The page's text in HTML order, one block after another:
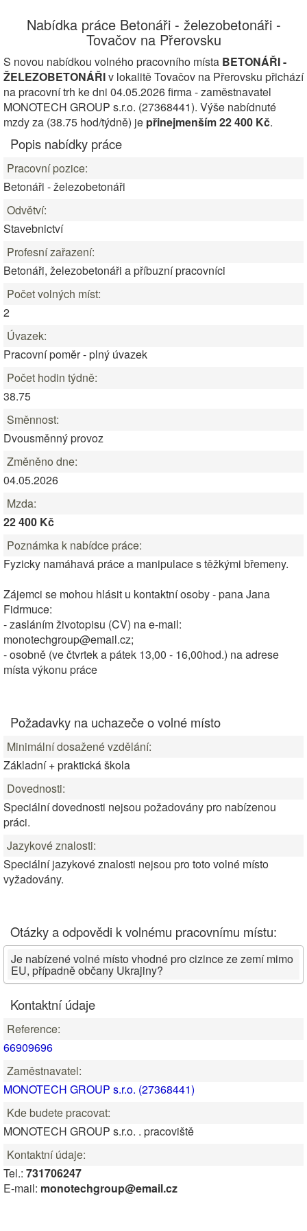
Nabídka práce Betonáři - železobetonáři -
Tovačov na Přerovsku
S novou nabídkou volného pracovního místa BETONÁŘI -
ŽELEZOBETONÁŘIv lokalitě Tovačov na Přerovsku přichází
na pracovní trh ke dni 04.05.2026 firma - zaměstnavatel
MONOTECH GROUP s.r.o. (27368441). Výše nabídnuté
mzdy za (38.75 hod/týdně) je přinejmenším 22 400 Kč.
Popis nabídky práce
Pracovní pozice:
Betonáři - železobetonáři
Odvětví:
Stavebnictví
Profesní zařazení:
Betonáři, železobetonáři a příbuzní pracovníci
Počet volných míst:
2
Úvazek:
Pracovní poměr - plný úvazek
Počet hodin týdně:
38.75
Směnnost:
Dvousměnný provoz
Změněno dne:
04.05.2026
Mzda:
22 400 Kč
Poznámka k nabídce práce:
Fyzicky namáhavá práce a manipulace s těžkými břemeny.
Zájemci se mohou hlásit u kontaktní osoby - pana Jana
Fidrmuce:
- zasláním životopisu (CV) na e-mail:
monotechgroup@email.cz;
- osobně (ve čtvrtek a pátek 13,00 - 16,00hod.) na adrese
místa výkonu práce
Požadavky na uchazeče o volné místo
Minimální dosažené vzdělání:
Základní + praktická škola
Dovednosti:
Speciální dovednosti nejsou požadovány pro nabízenou
práci.
Jazykové znalosti:
Speciální jazykové znalosti nejsou pro toto volné místo
vyžadovány.
Otázky a odpovědi k volnému pracovnímu místu:
Je nabízené volné místo vhodné pro cizince ze zemí mimo
EU, případně občany Ukrajiny?
Kontaktní údaje
Reference:
66909696
Zaměstnavatel:
MONOTECH GROUP s.r.o. (27368441)
Kde budete pracovat:
MONOTECH GROUP s.r.o. . pracoviště
Kontaktní údaje:
Tel.: 731706247
E-mail: monotechgroup@email.cz